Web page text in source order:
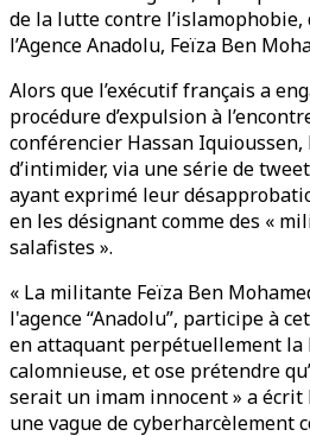
de la lutte contre
l’Agence Anadolu, Feïza Ben
Alors que l’exécutif français a
procédure d’expulsion à
conférencier Hassan Iquioussen,
d’intimider, via une série de
ayant exprimé leur
en les désignant comme des «
salafistes ».
« La militante Feïza Ben
l'agence “Anadolu”, participe à
en attaquant perpétuellement la
calomnieuse, et ose prétendre
serait un imam innocent » a écrit
une vague de cyberharcèlement